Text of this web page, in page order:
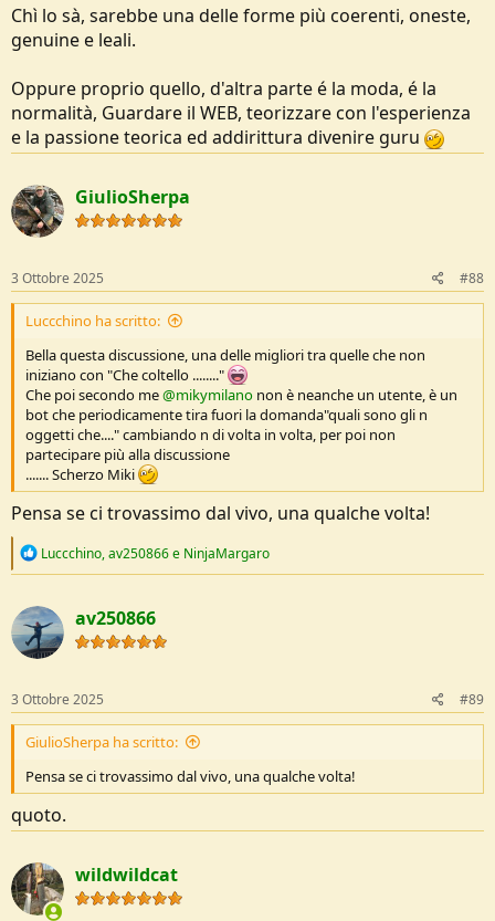
Chì lo sà, sarebbe una delle forme più coerenti, oneste,
genuine e leali.
Oppure proprio quello, d'altra parte é la moda, é la
normalità, Guardare il WEB, teorizzare con l'esperienza
e la passione teorica ed addirittura divenire guru
GiulioSherpa
3 Ottobre 2025 #88
Luccchino ha scritto:
Bella questa discussione, una delle migliori tra quelle che non
iniziano con "Che coltello ........"
Che poi secondo me@mikymilano non è neanche un utente, è un
bot che periodicamente tira fuori la domanda"quali sono gli n
oggetti che...." cambiando n di volta in volta, per poi non
partecipare più alla discussione
....... Scherzo Miki
Pensa se ci trovassimo dal vivo, una qualche volta!
R
c
t
i
o
s
:
Luccchino,av250866e NinjaMargaro
av250866
3 Ottobre 2025 #89
GiulioSherpa ha scritto:
Pensa se ci trovassimo dal vivo, una qualche volta!
quoto.
wildwildcat